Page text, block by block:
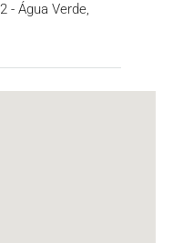
- Água Verde,